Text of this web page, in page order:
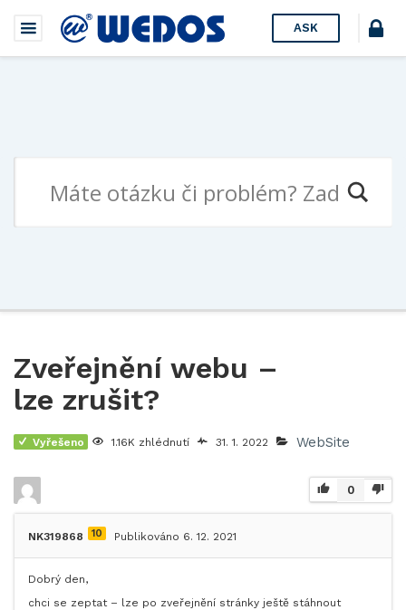
ASK
Zveřejnění webu –
lze zrušit?
Vyřešeno 1.16K zhlédnutí 31. 1. 2022 WebSite
0
NK319868 10 Publikováno 6. 12. 2021
Dobrý den,
chci se zeptat – lze po zveřejnění stránky ještě stáhnout